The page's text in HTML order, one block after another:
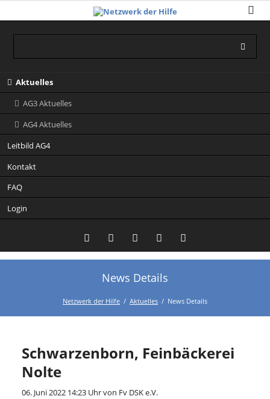
Navigation
überspringen
Aktuelles
AG3 Aktuelles
AG4 Aktuelles
Leitbild AG4
Kontakt
FAQ
Login
LinkedInGoogle+Facebook
News Details
Netzwerk der Hilfe Aktuelles News Details
Schwarzenborn, Feinbäckerei
Nolte
06. Juni 2022 14:23 Uhrvon Fv DSK e.V.